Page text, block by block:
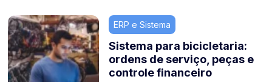
ERP e Sistema
Sistema para bicicletaria:
ordens de serviço, peças e
controle financeiro